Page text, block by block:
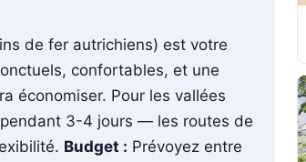
de fer autrichiens) est votre
confortables, et une
économiser. Pour les vallées
3-4 jours — les routes de
Budget : Prévoyez entre